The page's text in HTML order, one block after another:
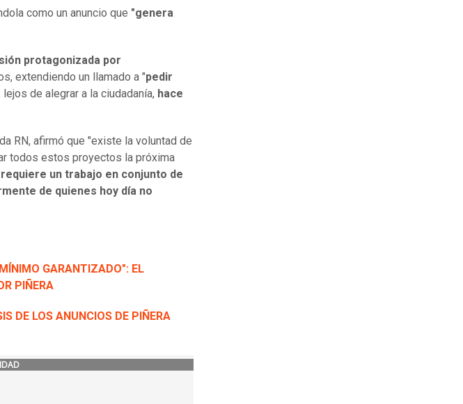
como un anuncio que "genera
protagonizada por
extendiendo un llamado a "pedir
de alegrar a la ciudadanía, hace
RN, afirmó que "existe la voluntad de
todos estos proyectos la próxima
un trabajo en conjunto de
de quienes hoy día no
GARANTIZADO": EL
PIÑERA
DE LOS ANUNCIOS DE PIÑERA